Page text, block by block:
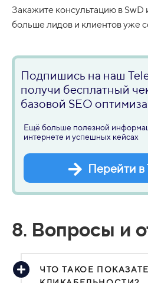
Закажите консультацию в SwD
больше лидов и клиентов уже
Подпишись на наш
получи бесплатный
базовой SEO
Ещё больше полезной
интернете и успешных кейсах
Перейти в
8. Вопросы и
ЧТО ТАКОЕ